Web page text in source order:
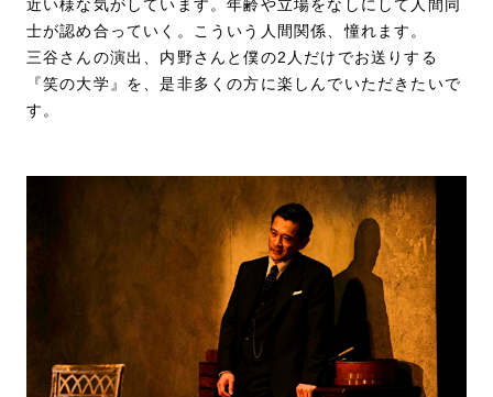
近い様な気がしています。年齢や立場をなしにして人間同
士が認め合っていく。こういう人間関係、憧れます。
三谷さんの演出、内野さんと僕の2人だけでお送りする
『笑の大学』を、是非多くの方に楽しんでいただきたいで
す。